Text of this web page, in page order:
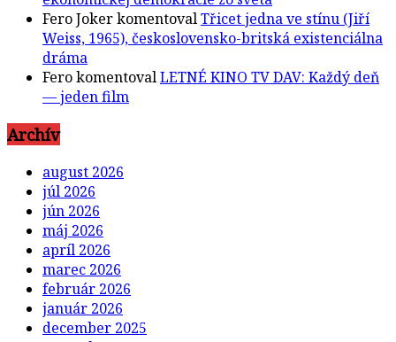
Fero JokerkomentovalTřicet jedna ve stínu (Jiří
Weiss, 1965), československo-britská existenciálna
dráma
FerokomentovalLETNÉ KINO TV DAV: Každý deň
— jeden film
Archív
august 2026
júl 2026
jún 2026
máj 2026
apríl 2026
marec 2026
február 2026
január 2026
december 2025